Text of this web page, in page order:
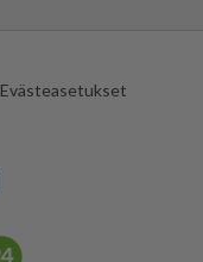
Evästeasetukset